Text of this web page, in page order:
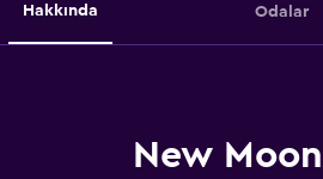
Hakkında Odalar
New